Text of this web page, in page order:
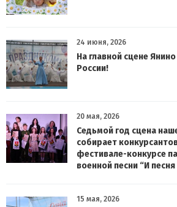
24 июня, 2026
На главной сцене
России!
20 мая, 2026
Седьмой год сцена
собирает
фестивале-конкурсе
военной песни “И
15 мая, 2026